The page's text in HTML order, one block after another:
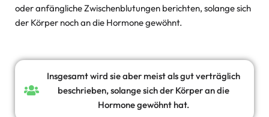
oder anfängliche Zwischenblutungen berichten, solange sich
der Körper noch an die Hormone gewöhnt.
Insgesamt wird sie aber meist als gut verträglich
beschrieben, solange sich der Körper an die
Hormone gewöhnt hat.